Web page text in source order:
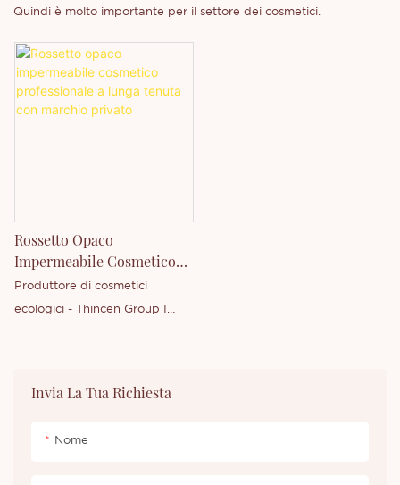
Quindi è molto importante per il settore dei cosmetici.
Invia La Tua Richiesta
Nome
Rossetto Opaco
Impermeabile Cosmetico
Professionale A Lunga
Tenuta Con Marchio
Produttore di cosmetici
ecologici - Thincen Group I